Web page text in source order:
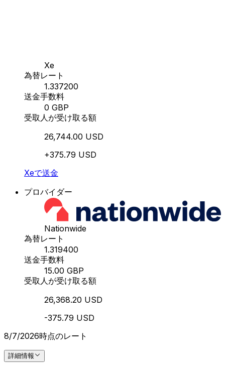
Xe
為替レート
1.337200
送金手数料
0 GBP
受取人が受け取る額
26,744.00 USD
+375.79 USD
Xeで送金
プロバイダー
Nationwide
為替レート
1.319400
送金手数料
15.00 GBP
受取人が受け取る額
26,368.20 USD
-375.79 USD
8/7/2026時点のレート
詳細情報